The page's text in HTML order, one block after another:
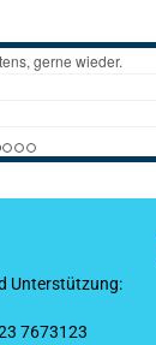
Unterstützung:
7673123